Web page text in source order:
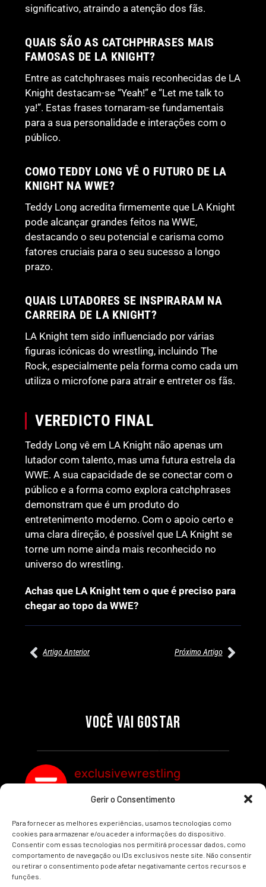
Gerir o Consentimento
Para fornecer as melhores experiências, usamos tecnologias como
cookies para armazenar e/ou aceder a informações do dispositivo.
Consentir com essas tecnologias nos permitirá processar dados, como
comportamento de navegação ou IDs exclusivos neste site. Não consentir
ou retirar o consentimento pode afetar negativamante certos recursos e
funções.
significativo, atraindo a atenção dos fãs.
QUAIS SÃO AS CATCHPHRASES MAIS
FAMOSAS DE LA KNIGHT?
Entre as catchphrases mais reconhecidas de LA
Knight destacam-se “Yeah!” e “Let me talk to
ya!”. Estas frases tornaram-se fundamentais
para a sua personalidade e interações com o
público.
COMO TEDDY LONG VÊ O FUTURO DE LA
KNIGHT NA WWE?
Teddy Long acredita firmemente que LA Knight
pode alcançar grandes feitos na WWE,
destacando o seu potencial e carisma como
fatores cruciais para o seu sucesso a longo
prazo.
QUAIS LUTADORES SE INSPIRARAM NA
CARREIRA DE LA KNIGHT?
LA Knight tem sido influenciado por várias
figuras icónicas do wrestling, incluindo The
Rock, especialmente pela forma como cada um
utiliza o microfone para atrair e entreter os fãs.
VEREDICTO FINAL
Teddy Long vê em LA Knight não apenas um
lutador com talento, mas uma futura estrela da
WWE. A sua capacidade de se conectar com o
público e a forma como explora catchphrases
demonstram que é um produto do
entretenimento moderno. Com o apoio certo e
uma clara direção, é possível que LA Knight se
torne um nome ainda mais reconhecido no
universo do wrestling.
Achas que LA Knight tem o que é preciso para
chegar ao topo da WWE?
Artigo Anterior Próximo Artigo
VOCÊ VAI GOSTAR
SEGMENTOS A NÃO PERDER
Por exclusivewrestling
MUNDIAL FEMININO NA AEW
REDEMPTION
Por exclusivewrestling
exclusivewrestling
Ver mais Artigos